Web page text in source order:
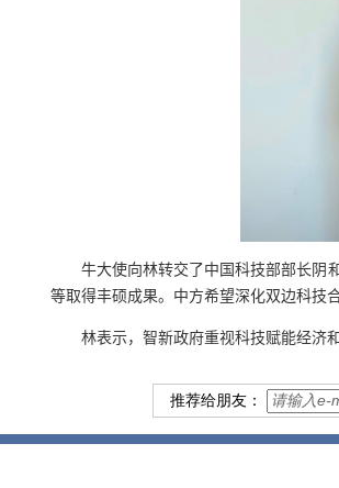
牛大使向林转交了中国科技部部长阴
等取得丰硕成果。中方希望深化双边科技
林表示，智新政府重视科技赋能经济
推荐给朋友：